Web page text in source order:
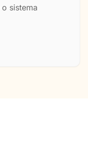
sistema